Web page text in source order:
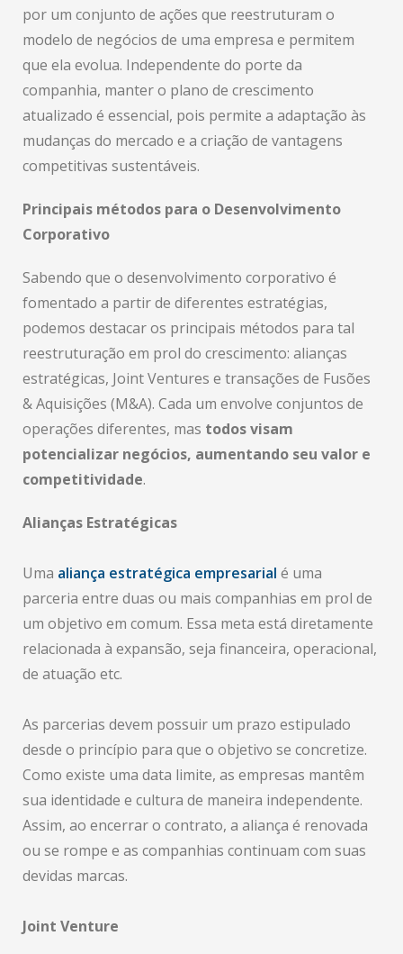
por um conjunto de ações que reestruturam o
modelo de negócios de uma empresa e permitem
que ela evolua. Independente do porte da
companhia, manter o plano de crescimento
atualizado é essencial, pois permite a adaptação às
mudanças do mercado e a criação de vantagens
competitivas sustentáveis.
Principais métodos para o Desenvolvimento
Corporativo
Sabendo que o desenvolvimento corporativo é
fomentado a partir de diferentes estratégias,
podemos destacar os principais métodos para tal
reestruturação em prol do crescimento: alianças
estratégicas, Joint Ventures e transações de Fusões
& Aquisições (M&A). Cada um envolve conjuntos de
operações diferentes, mas todos visam
potencializar negócios, aumentando seu valor e
competitividade.
Alianças Estratégicas
Uma aliança estratégica empresarial é uma
parceria entre duas ou mais companhias em prol de
um objetivo em comum. Essa meta está diretamente
relacionada à expansão, seja financeira, operacional,
de atuação etc.
As parcerias devem possuir um prazo estipulado
desde o princípio para que o objetivo se concretize.
Como existe uma data limite, as empresas mantêm
sua identidade e cultura de maneira independente.
Assim, ao encerrar o contrato, a aliança é renovada
ou se rompe e as companhias continuam com suas
devidas marcas.
Joint Venture